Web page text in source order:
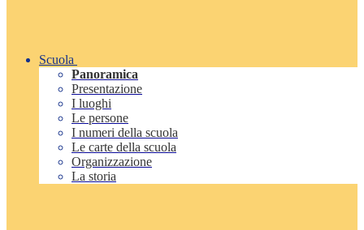
Scuola
Panoramica
Presentazione
I luoghi
Le persone
I numeri della scuola
Le carte della scuola
Organizzazione
La storia